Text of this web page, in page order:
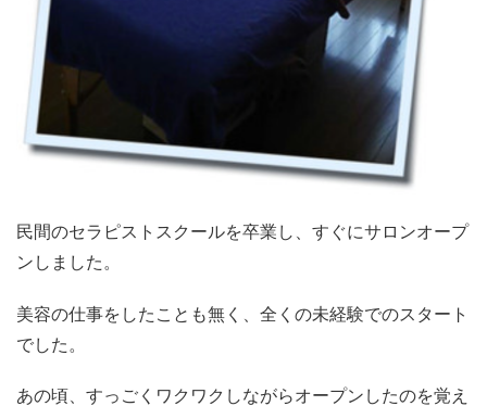
民間のセラピストスクールを卒業し、すぐにサロンオープ
ンしました。
美容の仕事をしたことも無く、全くの未経験でのスタート
でした。
あの頃、すっごくワクワクしながらオープンしたのを覚え